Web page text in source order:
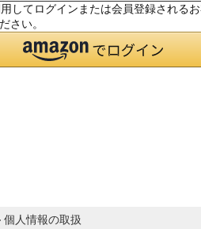
してログインまたは会員登録される
さい。
個人情報の取扱